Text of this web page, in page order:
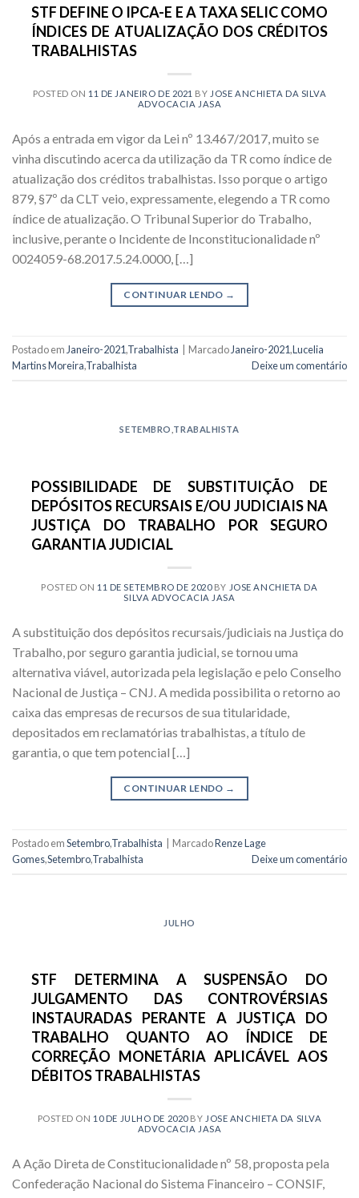
STF DEFINE O IPCA-E E A TAXA SELIC COMO
ÍNDICES DE ATUALIZAÇÃO DOS CRÉDITOS
TRABALHISTAS
POSTED ON 11 DE JANEIRO DE 2021 BY JOSE ANCHIETA DA SILVA
ADVOCACIA JASA
Após a entrada em vigor da Lei nº 13.467/2017, muito se
vinha discutindo acerca da utilização da TR como índice de
atualização dos créditos trabalhistas. Isso porque o artigo
879, §7º da CLT veio, expressamente, elegendo a TR como
índice de atualização. O Tribunal Superior do Trabalho,
inclusive, perante o Incidente de Inconstitucionalidade nº
0024059-68.2017.5.24.0000, […]
CONTINUAR LENDO →
Postado emJaneiro-2021,Trabalhista MarcadoJaneiro-2021,Lucelia
Martins Moreira,Trabalhista Deixe um comentário
SETEMBRO TRABALHISTA
POSSIBILIDADE DE SUBSTITUIÇÃO DE
DEPÓSITOS RECURSAIS E/OU JUDICIAIS NA
JUSTIÇA DO TRABALHO POR SEGURO
GARANTIA JUDICIAL
POSTED ON 11 DE SETEMBRO DE 2020BY JOSE ANCHIETA DA
SILVA ADVOCACIA JASA
A substituição dos depósitos recursais/judiciais na Justiça do
Trabalho, por seguro garantia judicial, se tornou uma
alternativa viável, autorizada pela legislação e pelo Conselho
Nacional de Justiça – CNJ. A medida possibilita o retorno ao
caixa das empresas de recursos de sua titularidade,
depositados em reclamatórias trabalhistas, a título de
garantia, o que tem potencial […]
CONTINUAR LENDO →
Postado emSetembro,Trabalhista MarcadoRenze Lage
Gomes,Setembro,Trabalhista Deixe um comentário
JULHO
STF DETERMINA A SUSPENSÃO DO
JULGAMENTO DAS CONTROVÉRSIAS
INSTAURADAS PERANTE A JUSTIÇA DO
TRABALHO QUANTO AO ÍNDICE DE
CORREÇÃO MONETÁRIA APLICÁVEL AOS
DÉBITOS TRABALHISTAS
POSTED ON 10 DE JULHO DE 2020BY JOSE ANCHIETA DA SILVA
ADVOCACIA JASA
A Ação Direta de Constitucionalidade nº 58, proposta pela
Confederação Nacional do Sistema Financeiro – CONSIF,